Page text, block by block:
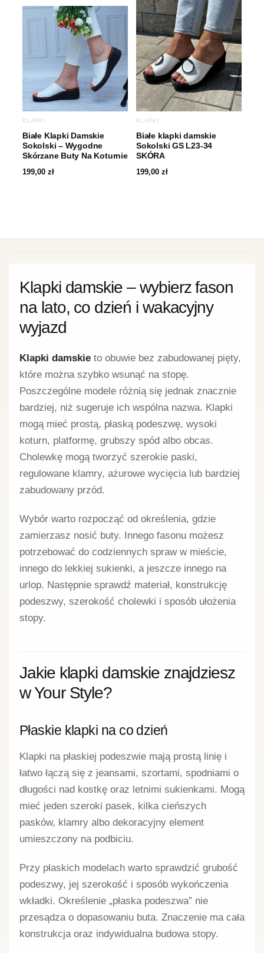
KLAPKI
Białe Klapki Damskie
Sokolski – Wygodne
Skórzane Buty Na Koturnie
199,00 zł
KLAPKI
Białe klapki damskie
Sokolski GS L23-34
SKÓRA
199,00 zł
Klapki damskie – wybierz fason
na lato, co dzień i wakacyjny
wyjazd
Klapki damskie to obuwie bez zabudowanej pięty,
które można szybko wsunąć na stopę.
Poszczególne modele różnią się jednak znacznie
bardziej, niż sugeruje ich wspólna nazwa. Klapki
mogą mieć prostą, płaską podeszwę, wysoki
koturn, platformę, grubszy spód albo obcas.
Cholewkę mogą tworzyć szerokie paski,
regulowane klamry, ażurowe wycięcia lub bardziej
zabudowany przód.
Wybór warto rozpocząć od określenia, gdzie
zamierzasz nosić buty. Innego fasonu możesz
potrzebować do codziennych spraw w mieście,
innego do lekkiej sukienki, a jeszcze innego na
urlop. Następnie sprawdź materiał, konstrukcję
podeszwy, szerokość cholewki i sposób ułożenia
stopy.
Jakie klapki damskie znajdziesz
w Your Style?
Płaskie klapki na co dzień
Klapki na płaskiej podeszwie mają prostą linię i
łatwo łączą się z jeansami, szortami, spodniami o
długości nad kostkę oraz letnimi sukienkami. Mogą
mieć jeden szeroki pasek, kilka cieńszych
pasków, klamry albo dekoracyjny element
umieszczony na podbiciu.
Przy płaskich modelach warto sprawdzić grubość
podeszwy, jej szerokość i sposób wykończenia
wkładki. Określenie „płaska podeszwa” nie
przesądza o dopasowaniu buta. Znaczenie ma cała
konstrukcja oraz indywidualna budowa stopy.